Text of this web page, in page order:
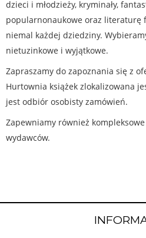
dzieci i młodzieży, kryminały,
popularnonaukowe oraz literaturę
niemal każdej dziedziny.
nietuzinkowe i wyjątkowe.
Zapraszamy do zapoznania się z
Hurtownia książek zlokalizowana
jest odbiór osobisty zamówień.
Zapewniamy również
wydawców.